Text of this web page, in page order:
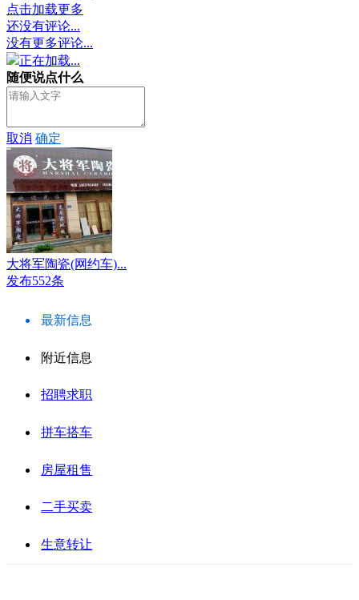
点击加载更多
还没有评论...
没有更多评论...
正在加载...
随便说点什么
取消 确定
大将军陶瓷(网约车)...
发布552条
最新信息
附近信息
招聘求职
拼车搭车
房屋租售
二手买卖
生意转让